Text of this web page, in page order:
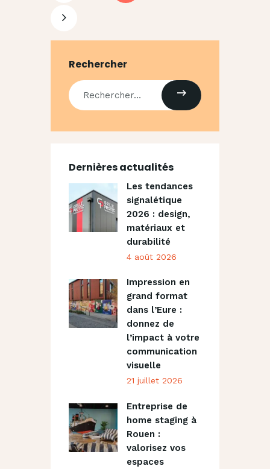
Rechercher
Dernières actualités
Les tendances
signalétique
2026 : design,
matériaux et
durabilité
4 août 2026
Impression en
grand format
dans l’Eure :
donnez de
l’impact à votre
communication
visuelle
21 juillet 2026
Entreprise de
home staging à
Rouen :
valorisez vos
espaces